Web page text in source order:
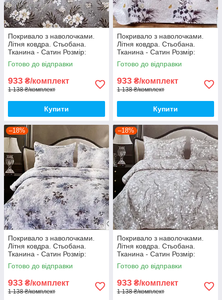
Покривало з наволочками.
Літня ковдра. Стьобана.
Тканина - Сатин Розмір:
200х230 Наволочки: 50*70
Готово до відправки
933 ₴/комплект
1 138 ₴/комплект
Купити
Покривало з наволочками.
Літня ковдра. Стьобана.
Тканина - Сатин Розмір:
200х230 Наволочки: 50*70
Готово до відправки
933 ₴/комплект
1 138 ₴/комплект
Купити
–18%
Покривало з наволочками.
Літня ковдра. Стьобана.
Тканина - Сатин Розмір:
200х230 Наволочки: 50*70
Готово до відправки
933 ₴/комплект
1 138 ₴/комплект
–18%
Покривало з наволочками.
Літня ковдра. Стьобана.
Тканина - Сатин Розмір:
200х230 Наволочки: 50*70
Готово до відправки
933 ₴/комплект
1 138 ₴/комплект